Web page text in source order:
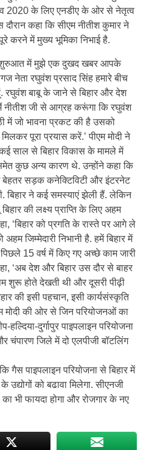
2020 के लिए एनडीए के ओर से नेतृत्व
कहा कि सीएम नीतीश कुमार ने
करने में मुख्य भूमिका निभाई है.
शुरुआत में मुझे एक दुखद खबर आपके
नेता रघुवंश प्रसाद सिंह हमारे बीच
रघुवंश बाबू के जाने से बिहार और देश
नीतीश जी से आग्रह करूंगा कि रघुवंश
में जो भावना प्रकट की है उसको
पूरा प्रयास करें.’ पीएम मोदी ने
साल से बिहार विकास के मामले में
कुछ अन्‍य कारण थे. उन्‍होंने कहा कि
बेहतर सड़क कनेक्टिविटी और इंटरनेट
बिहार ने कई समस्‍याएं झेली हैं. लेकिन
की लक्ष्‍य प्राप्ति के लिए अहम
‘बिहार को प्रगति के रास्‍ते पर आगे ले
जिम्मेदारी निभानी है. हमें बिहार में
15 वर्ष में किए गए अच्छे काम जारी
‘अब देश और बिहार उस दौर से बाहर
शुरू होते देखती थी और दूसरी पीढ़ी
की इसी पहचान, इसी कार्यसंस्कृति
मोदी की ओर से जिन परियोजनओं का
हल्दिया-दुर्गापुर पाइपलाइन परियोजना
चंपारण जिले में दो एलपीजी बॉटलिंग
गैस पाइपलाइन परियोजना से बिहार में
उद्योगों को बढावा मिलेगा. सीएनजी
भी फायदा होगा और रोजगार के नए